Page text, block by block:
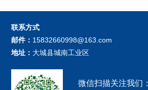
联系方式
邮件： 15832660998@163.com
地址： 大城县城南工业区
微信扫描关注我们：